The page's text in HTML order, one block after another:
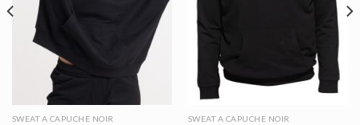
SWEAT A CAPUCHE NOIR SWEAT A CAPUCHE NOIR